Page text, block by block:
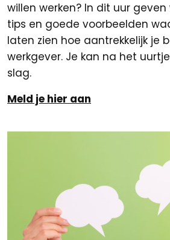
willen werken? In dit uur
tips en goede voorbeelden
laten zien hoe aantrekkelijk je
werkgever. Je kan na het
slag.
Meld je hier aan